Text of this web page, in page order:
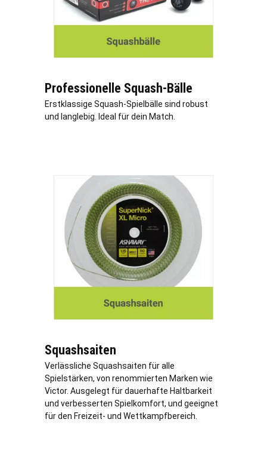
Professionelle Squash-Bälle
Erstklassige Squash-Spielbälle sind robust
und langlebig. Ideal für dein Match.
Squashsaiten
Verlässliche Squashsaiten für alle
Spielstärken, von renommierten Marken wie
Victor. Ausgelegt für dauerhafte Haltbarkeit
und verbesserten Spielkomfort, und geeignet
für den Freizeit- und Wettkampfbereich.